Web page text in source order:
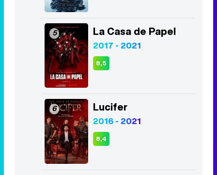
5 La Casa de Papel
2017 - 2021
8,5
6 Lucifer
2016 - 2021
8,4